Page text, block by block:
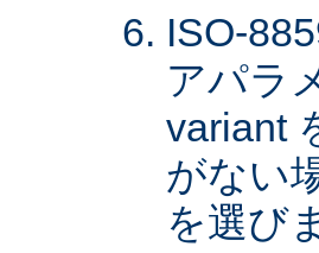
ISO-
アパラ
variant
がない
を選び